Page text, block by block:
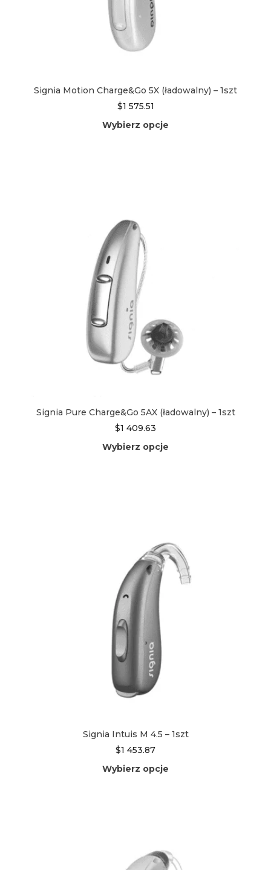
Signia Motion Charge&Go 5X (ładowalny) – 1szt
$1 575.51
Wybierz opcje
Signia Pure Charge&Go 5AX (ładowalny) – 1szt
$1 409.63
Wybierz opcje
Signia Intuis M 4.5 – 1szt
$1 453.87
Wybierz opcje